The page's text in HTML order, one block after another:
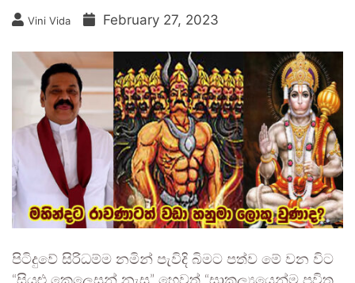
Vini Vida February 27, 2023
පිටිදුවේ සිරිධම්ම නමින් පැවිදි බිමට පත්ව මේ වන විට